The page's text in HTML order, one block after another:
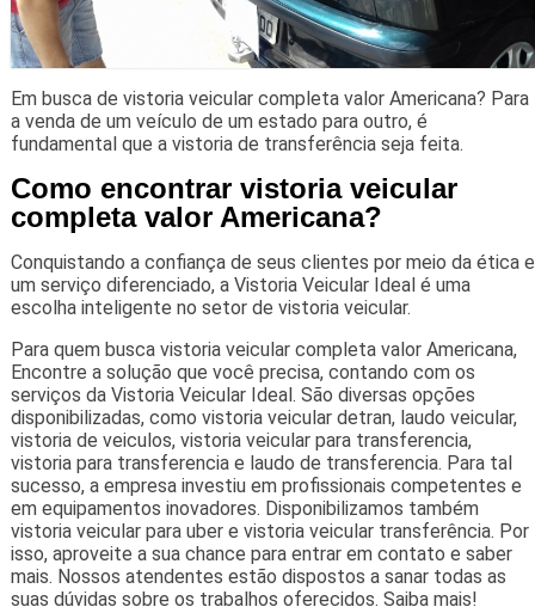
Em busca de vistoria veicular completa valor Americana? Para
a venda de um veículo de um estado para outro, é
fundamental que a vistoria de transferência seja feita.
Como encontrar vistoria veicular
completa valor Americana?
Conquistando a confiança de seus clientes por meio da ética e
um serviço diferenciado, a Vistoria Veicular Ideal é uma
escolha inteligente no setor de vistoria veicular.
Para quem busca vistoria veicular completa valor Americana,
Encontre a solução que você precisa, contando com os
serviços da Vistoria Veicular Ideal. São diversas opções
disponibilizadas, como vistoria veicular detran, laudo veicular,
vistoria de veiculos, vistoria veicular para transferencia,
vistoria para transferencia e laudo de transferencia. Para tal
sucesso, a empresa investiu em profissionais competentes e
em equipamentos inovadores. Disponibilizamos também
vistoria veicular para uber e vistoria veicular transferência. Por
isso, aproveite a sua chance para entrar em contato e saber
mais. Nossos atendentes estão dispostos a sanar todas as
suas dúvidas sobre os trabalhos oferecidos. Saiba mais!